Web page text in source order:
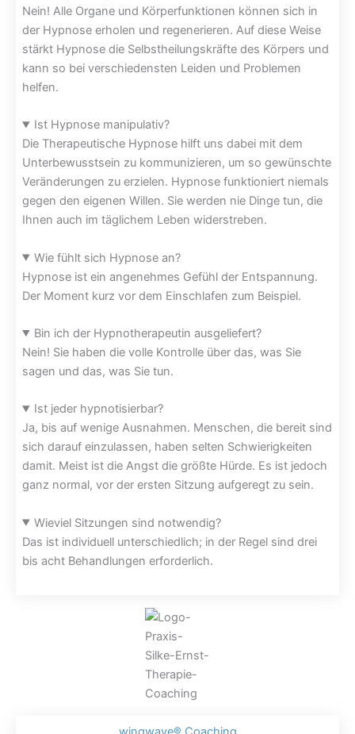
Nein! Alle Organe und Körperfunktionen können sich in
der Hypnose erholen und regenerieren. Auf diese Weise
stärkt Hypnose die Selbstheilungskräfte des Körpers und
kann so bei verschiedensten Leiden und Problemen
helfen.
Ist Hypnose manipulativ?
Die Therapeutische Hypnose hilft uns dabei mit dem
Unterbewusstsein zu kommunizieren, um so gewünschte
Veränderungen zu erzielen. Hypnose funktioniert niemals
gegen den eigenen Willen. Sie werden nie Dinge tun, die
Ihnen auch im täglichem Leben widerstreben.
Wie fühlt sich Hypnose an?
Hypnose ist ein angenehmes Gefühl der Entspannung.
Der Moment kurz vor dem Einschlafen zum Beispiel.
Bin ich der Hypnotherapeutin ausgeliefert?
Nein! Sie haben die volle Kontrolle über das, was Sie
sagen und das, was Sie tun.
Ist jeder hypnotisierbar?
Ja, bis auf wenige Ausnahmen. Menschen, die bereit sind
sich darauf einzulassen, haben selten Schwierigkeiten
damit. Meist ist die Angst die größte Hürde. Es ist jedoch
ganz normal, vor der ersten Sitzung aufgeregt zu sein.
Wieviel Sitzungen sind notwendig?
Das ist individuell unterschiedlich; in der Regel sind drei
bis acht Behandlungen erforderlich.